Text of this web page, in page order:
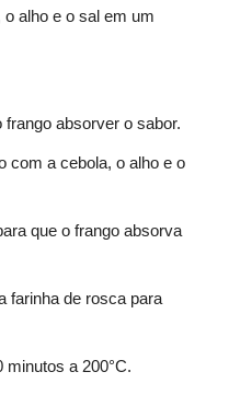
alho e o sal em um
absorver o sabor.
com a cebola, o alho e o
que o frango absorva
farinha de rosca para
minutos a 200°C.